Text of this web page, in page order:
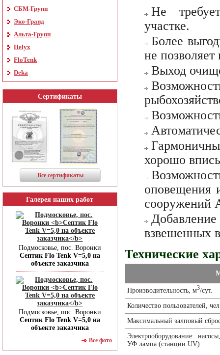
СБМ-Групп
Эко-Гранд
Альта-Групп
Helyx
FloTenk
Deka
Сертификаты
Все сертификаты
Галерея наших работ
Подмосковье, пос. Воронки
Септик Flo Tenk V=5,0 на
объекте заказчика
Подмосковье, пос. Воронки
Септик Flo Tenk V=5,0 на
объекте заказчика
Все фото
Не
участке.
Более
не
Выход
хорошо
оповещения
сооружений
взвешенных
Технические
Производительность, м3/сут.
Количество пользователей, чел
Максимальный залповый
Электрооборудование: насосы,
УФ лампа (станции UV)